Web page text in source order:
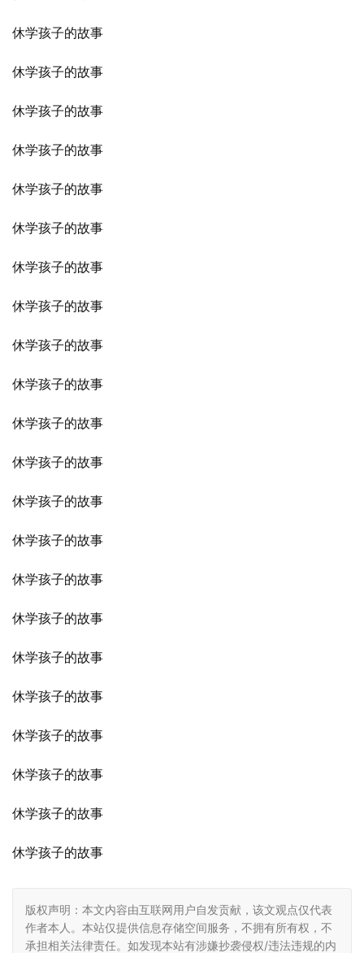
休学孩子的故事
休学孩子的故事
休学孩子的故事
休学孩子的故事
休学孩子的故事
休学孩子的故事
休学孩子的故事
休学孩子的故事
休学孩子的故事
休学孩子的故事
休学孩子的故事
休学孩子的故事
休学孩子的故事
休学孩子的故事
休学孩子的故事
休学孩子的故事
休学孩子的故事
休学孩子的故事
休学孩子的故事
休学孩子的故事
休学孩子的故事
休学孩子的故事
版权声明：本文内容由互联网用户自发贡献，该文观点仅代表
作者本人。本站仅提供信息存储空间服务，不拥有所有权，不
承担相关法律责任。如发现本站有涉嫌抄袭侵权/违法违规的内